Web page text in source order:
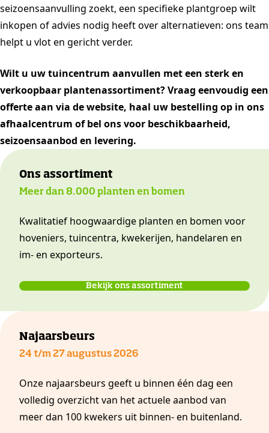
seizoensaanvulling zoekt, een specifieke plantgroep wilt
inkopen of advies nodig heeft over alternatieven: ons team
helpt u vlot en gericht verder.
Wilt u uw tuincentrum aanvullen met een sterk en
verkoopbaar plantenassortiment? Vraag eenvoudig een
offerte aan via de website, haal uw bestelling op in ons
afhaalcentrum of bel ons voor beschikbaarheid,
seizoensaanbod en levering.
Ons assortiment
Meer dan 8.000 planten en bomen
Kwalitatief hoogwaardige planten en bomen voor
hoveniers, tuincentra, kwekerijen, handelaren en
im- en exporteurs.
Bekijk ons assortiment
Najaarsbeurs
24 t/m 27 augustus 2026
Onze najaarsbeurs geeft u binnen één dag een
volledig overzicht van het actuele aanbod van
meer dan 100 kwekers uit binnen- en buitenland.